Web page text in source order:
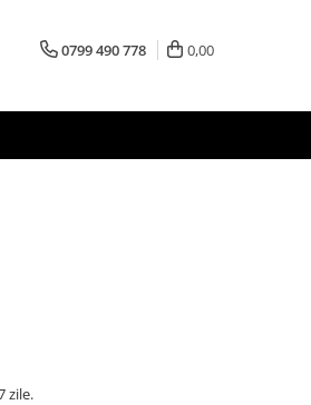
0799 490 778 0,00
zile.